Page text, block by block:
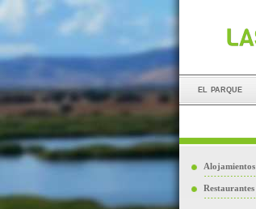
el parque
Alojamientos
Restaurantes